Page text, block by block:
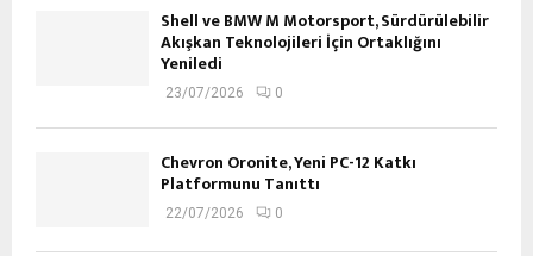
Shell ve BMW M Motorsport, Sürdürülebilir
Akışkan Teknolojileri İçin Ortaklığını
Yeniledi
23/07/2026 0
Chevron Oronite, Yeni PC-12 Katkı
Platformunu Tanıttı
22/07/2026 0